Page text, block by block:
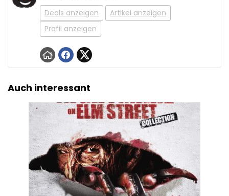
Deals anzeigen
Artikel anzeigen
Profil anzeigen
Auch interessant